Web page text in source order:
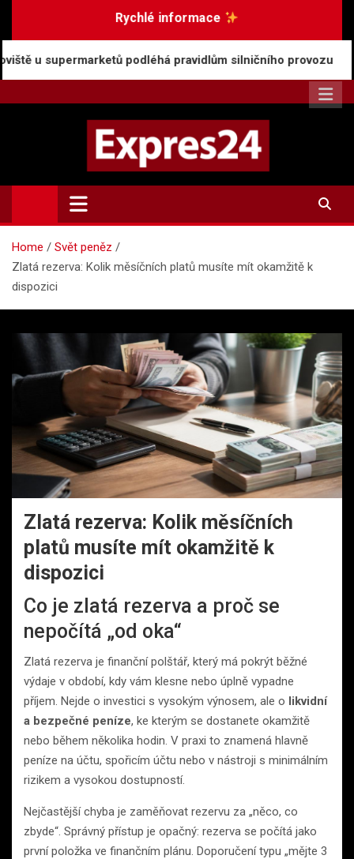
Rychlé informace
podléhá pravidlům silničního provozu
Expres24.cz
Rychlé zprávy po celý den
Home
Svět peněz
Zlatá rezerva: Kolik měsíčních platů musíte mít okamžitě k
dispozici
Zlatá rezerva: Kolik měsíčních
platů musíte mít okamžitě k
dispozici
Co je zlatá rezerva a proč se
nepočítá „od oka“
Zlatá rezerva je finanční polštář, který má pokrýt běžné
výdaje v období, kdy vám klesne nebo úplně vypadne
příjem. Nejde o investici s vysokým výnosem, ale o likvidní
a bezpečné peníze, ke kterým se dostanete okamžitě
nebo během několika hodin. V praxi to znamená hlavně
peníze na účtu, spořicím účtu nebo v nástroji s minimálním
rizikem a vysokou dostupností.
Nejčastější chyba je zaměňovat rezervu za „něco, co
zbyde“. Správný přístup je opačný: rezerva se počítá jako
první položka ve finančním plánu. Doporučení typu „mějte 3